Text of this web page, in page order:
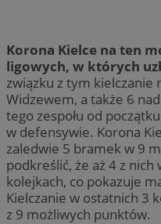
Korona Kielce na ten
ligowych, w których
związku z tym kielczanie
Widzewem, a także 6
tego zespołu od
w defensywie. Korona
zaledwie 5 bramek w 9
podkreślić, że aż 4 z nich
kolejkach, co pokazuje
Kielczanie w ostatnich 3
z 9 możliwych punktów.